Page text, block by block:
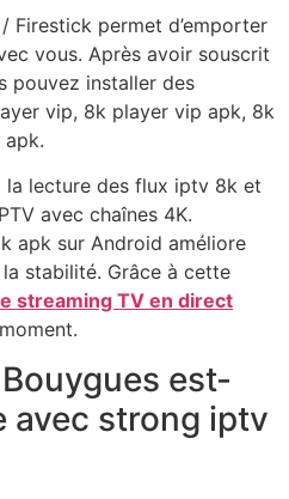
Firestick permet d’emporter
vous. Après avoir souscrit
pouvez installer des
vip, 8k player vip apk, 8k
lecture des flux iptv 8k et
avec chaînes 4K.
apk sur Android améliore
stabilité. Grâce à cette
streaming TV en direct
est-
avec strong iptv